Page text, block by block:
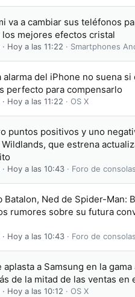
va a cambiar sus teléfonos
mejores efectos cristal
Hoy a las 11:22 Smartphones
alarma del iPhone no suena si
perfecto para compensarlo
Hoy a las 11:22 OS X
puntos positivos y uno
Wildlands, que estrena
Hoy a las 10:43 Foro de
Batalon, Ned de Spider-Man:
rumores sobre su futura
Hoy a las 10:43 Foro de
aplasta a Samsung en la
de la mitad de las ventas en
Hoy a las 10:12 OS X